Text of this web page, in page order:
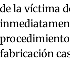
de la víctima
fabricación